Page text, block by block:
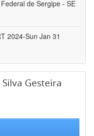
de Sergipe - SE
2024-Sun Jan 31
Gesteira